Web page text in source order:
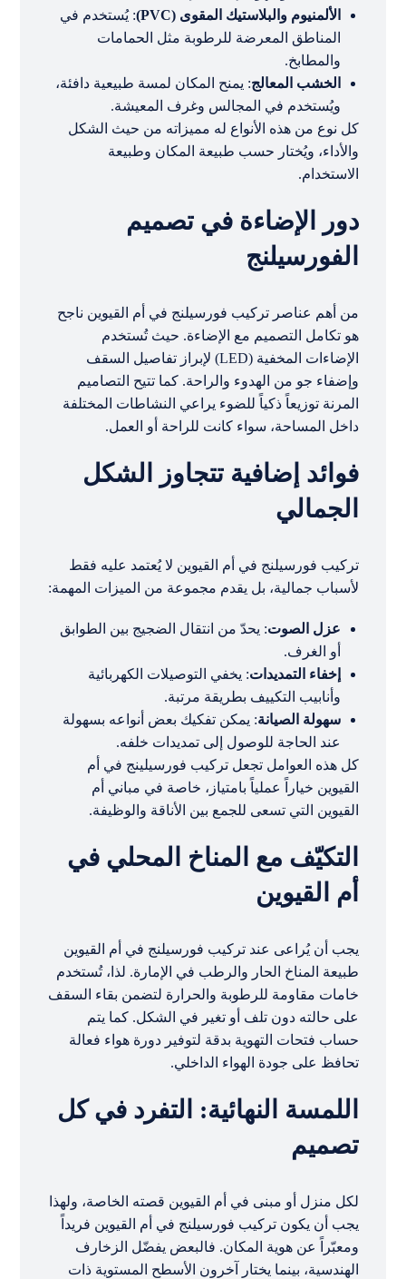
الألمنيوم والبلاستيك المقوى (PVC)
: يُستخدم في
المناطق المعرضة للرطوبة مثل الحمامات
والمطابخ.
الخشب المعالج: يمنح المكان لمسة طبيعية دافئة،
ويُستخدم في المجالس وغرف المعيشة.
كل نوع من هذه الأنواع له مميزاته من حيث الشكل
والأداء، ويُختار حسب طبيعة المكان وطبيعة
الاستخدام.
دور الإضاءة في تصميم
الفورسيلنج
من أهم عناصر تركيب فورسيلنج في أم القيوين ناجح
هو تكامل التصميم مع الإضاءة. حيث تُستخدم
الإضاءات المخفية (LED) لإبراز تفاصيل السقف
وإضفاء جو من الهدوء والراحة. كما تتيح التصاميم
المرنة توزيعاً ذكياً للضوء يراعي النشاطات المختلفة
داخل المساحة، سواء كانت للراحة أو العمل.
فوائد إضافية تتجاوز الشكل
الجمالي
تركيب فورسيلنج في أم القيوين لا يُعتمد عليه فقط
لأسباب جمالية، بل يقدم مجموعة من الميزات المهمة:
عزل الصوت: يحدّ من انتقال الضجيج بين الطوابق
أو الغرف.
إخفاء التمديدات: يخفي التوصيلات الكهربائية
وأنابيب التكييف بطريقة مرتبة.
سهولة الصيانة: يمكن تفكيك بعض أنواعه بسهولة
عند الحاجة للوصول إلى تمديدات خلفه.
كل هذه العوامل تجعل تركيب فورسيلينج في أم
القيوين خياراً عملياً بامتياز، خاصة في مباني أم
القيوين التي تسعى للجمع بين الأناقة والوظيفة.
التكيّف مع المناخ المحلي في
أم القيوين
يجب أن يُراعى عند تركيب فورسيلنج في أم القيوين
طبيعة المناخ الحار والرطب في الإمارة. لذا، تُستخدم
خامات مقاومة للرطوبة والحرارة لتضمن بقاء السقف
على حالته دون تلف أو تغير في الشكل. كما يتم
حساب فتحات التهوية بدقة لتوفير دورة هواء فعالة
تحافظ على جودة الهواء الداخلي.
اللمسة النهائية: التفرد في كل
تصميم
لكل منزل أو مبنى في أم القيوين قصته الخاصة، ولهذا
يجب أن يكون تركيب فورسيلنج في أم القيوين فريداً
ومعبّراً عن هوية المكان. فالبعض يفضّل الزخارف
الهندسية، بينما يختار آخرون الأسطح المستوية ذات